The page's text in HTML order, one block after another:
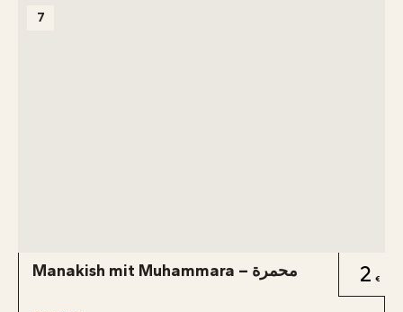
7
Manakish mit Muhammara – محمرة 2